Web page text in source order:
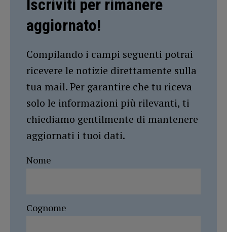
Iscriviti per rimanere
aggiornato!
Compilando i campi seguenti potrai
ricevere le notizie direttamente sulla
tua mail. Per garantire che tu riceva
solo le informazioni più rilevanti, ti
chiediamo gentilmente di mantenere
aggiornati i tuoi dati.
Nome
Cognome